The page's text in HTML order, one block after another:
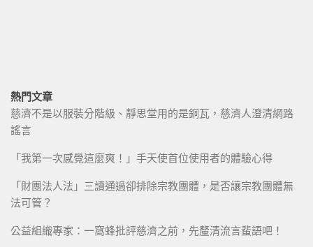
熱門文章
慈濟不是以服裝分階級、靜思堂用的是銅瓦，慈濟人澄清網路
謠言
「我第一次感覺這麼爽！」手天使首位使用者的體驗心得
「財團法人法」三讀通過卻排除宗教團體，是否讓宗教團體無
法可管？
公益組織專家：一窩蜂批評慈濟之前，先釐清流言蜚語吧！